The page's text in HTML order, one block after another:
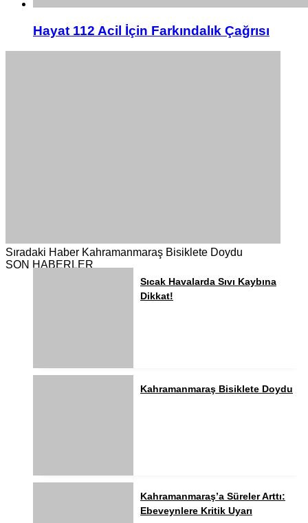
Hayat 112 Acil İçin Farkındalık Çağrısı
Sıradaki Haber Kahramanmaraş Bisiklete Doydu
SON HABERLER
Sıcak Havalarda Sıvı Kaybına
Dikkat!
Kahramanmaraş Bisiklete Doydu
Kahramanmaraş’a Süreler Arttı:
Ebeveynlere Kritik Uyarı